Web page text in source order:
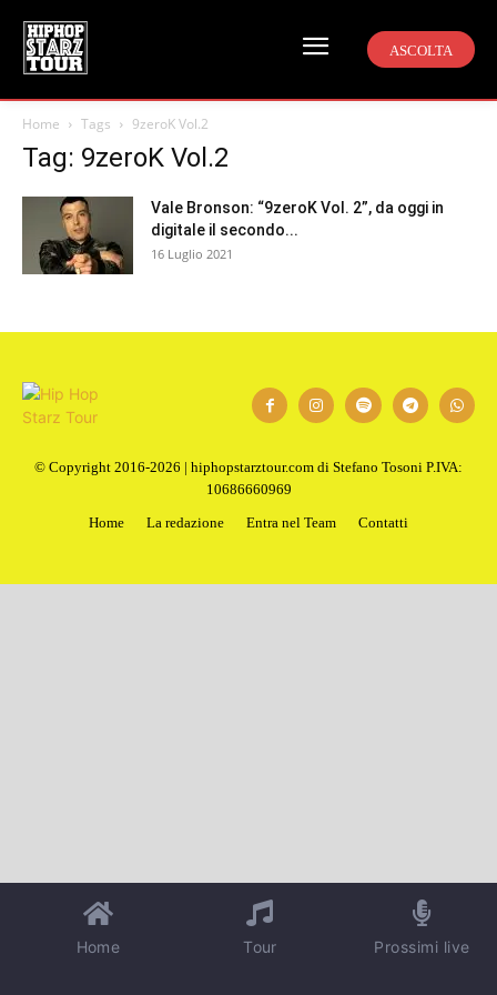
ASCOLTA
Home Tags 9zeroK Vol.2
Tag: 9zeroK Vol.2
Vale Bronson: “9zeroK Vol. 2”, da oggi in
digitale il secondo...
16 Luglio 2021
© Copyright 2016-2026 | hiphopstarztour.com di Stefano Tosoni P.IVA:
10686660969
Home
La redazione Entra nel Team Contatti
Home Tour Prossimi live